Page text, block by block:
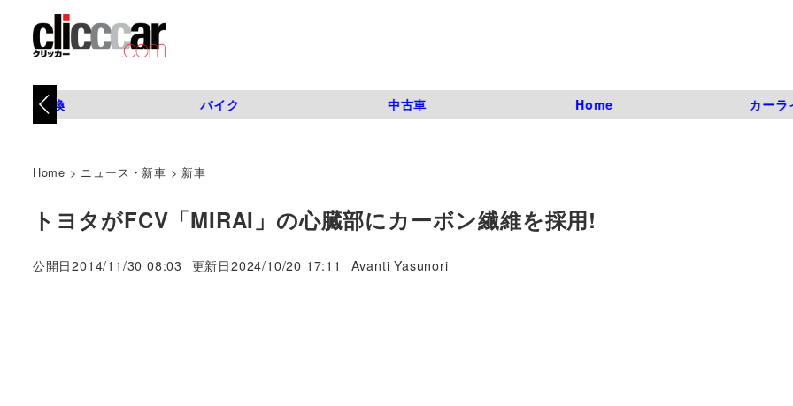
タイヤ交換 バイク 中古車 Home カーラ
Home > ニュース・新車 > 新車
トヨタがFCV「MIRAI」の心臓部にカーボン繊維を採用!
公開日2014/11/30 08:03 更新日2024/10/20 17:11
著
Avanti Yasunori